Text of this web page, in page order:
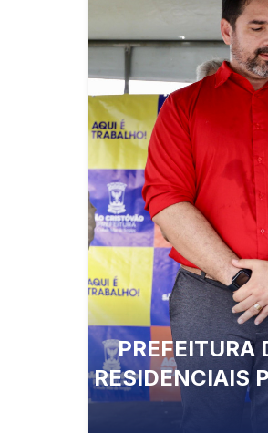
PREFEITURA
RESIDENCIAIS